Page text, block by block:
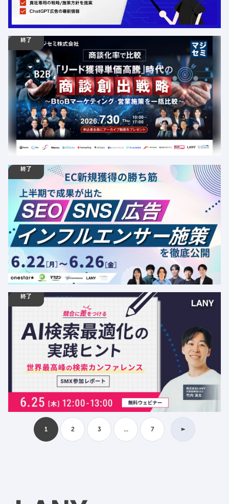
LLMO 広告
終了
ウェビナー 10:00 - 17:00
【BtoB向けカンファレンス】商談化率で比較「リード獲
得単価高騰」時代の商談創出戦略 ～BtoBマーケティン
グ・営業施策を一括比較～
定員数：1000名
金額：無料
場所：オンライン
AI SEO デジタルマーケティング カンファレンス EC LLMO
終了
ウェビナー 06.22 00:00 -
06.26 金 23:59
【6/26まで視聴可能】EC新規獲得の勝ち筋2026夏｜
SEO・広告・SNS・インフルエンサー施策
定員数：999名
金額：無料
場所：オンライン
AI デジタルマーケティング EC カンファレンス
終了
ウェビナー 06.25
【ウェビナー】競合に差をつける「AI検索最適化」の実践
ヒント 〜世界最高峰の検索カンファレンスSMX参加レポ
ート〜
定員数：500名
金額：無料
場所：オンライン
LLMO AI デジタルマーケティング SEO トレンド
1 2 3 ... 7